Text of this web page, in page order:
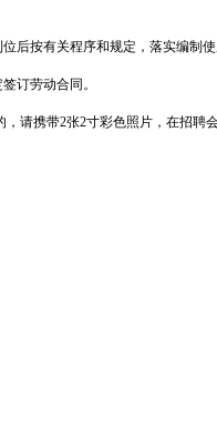
按有关程序和规定，落实编制
订劳动合同。
请携带2张2寸彩色照片，在招聘